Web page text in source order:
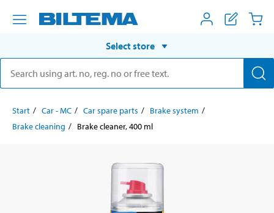
Select store
Start Car - MC Car spare parts
Brake system
Brake cleaning
Brake cleaner, 400 ml